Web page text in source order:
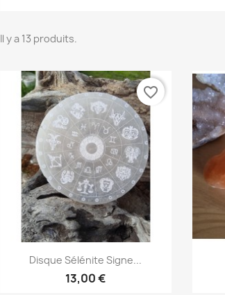
Il y a 13 produits.
Aperçu rapide
Disque Sélénite Signe...
13,00 €
favorite_border